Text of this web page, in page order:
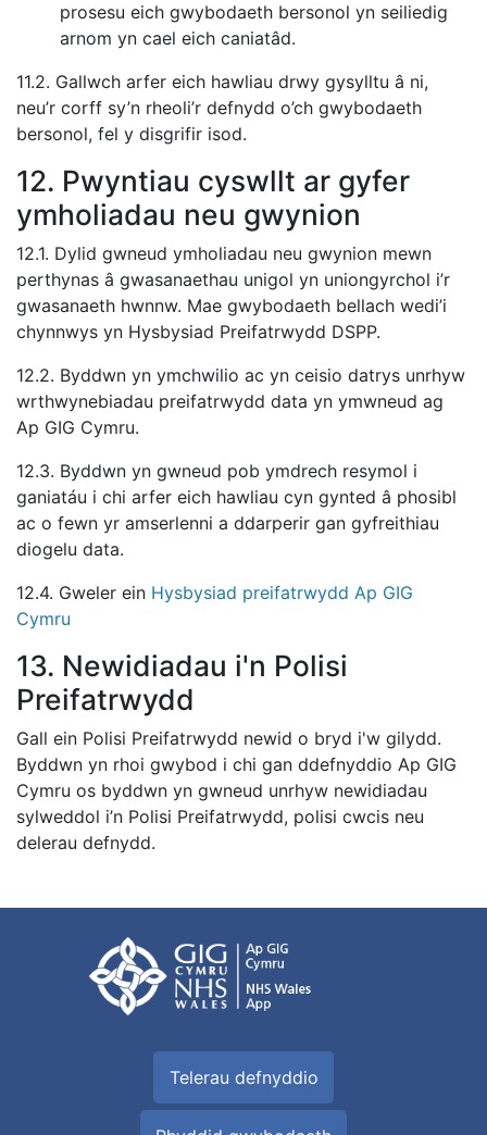
prosesu eich gwybodaeth bersonol yn seiliedig
arnom yn cael eich caniatâd.
11.2. Gallwch arfer eich hawliau drwy gysylltu â ni,
neu’r corff sy’n rheoli’r defnydd o’ch gwybodaeth
bersonol, fel y disgrifir isod.
12. Pwyntiau cyswllt ar gyfer
ymholiadau neu gwynion
12.1. Dylid gwneud ymholiadau neu gwynion mewn
perthynas â gwasanaethau unigol yn uniongyrchol i’r
gwasanaeth hwnnw. Mae gwybodaeth bellach wedi’i
chynnwys yn Hysbysiad Preifatrwydd DSPP.
12.2. Byddwn yn ymchwilio ac yn ceisio datrys unrhyw
wrthwynebiadau preifatrwydd data yn ymwneud ag
Ap GIG Cymru.
12.3. Byddwn yn gwneud pob ymdrech resymol i
ganiatáu i chi arfer eich hawliau cyn gynted â phosibl
ac o fewn yr amserlenni a ddarperir gan gyfreithiau
diogelu data.
12.4. Gweler ein Hysbysiad preifatrwydd Ap GIG
Cymru
13. Newidiadau i'n Polisi
Preifatrwydd
Gall ein Polisi Preifatrwydd newid o bryd i'w gilydd.
Byddwn yn rhoi gwybod i chi gan ddefnyddio Ap GIG
Cymru os byddwn yn gwneud unrhyw newidiadau
sylweddol i’n Polisi Preifatrwydd, polisi cwcis neu
delerau defnydd.
Telerau defnyddio